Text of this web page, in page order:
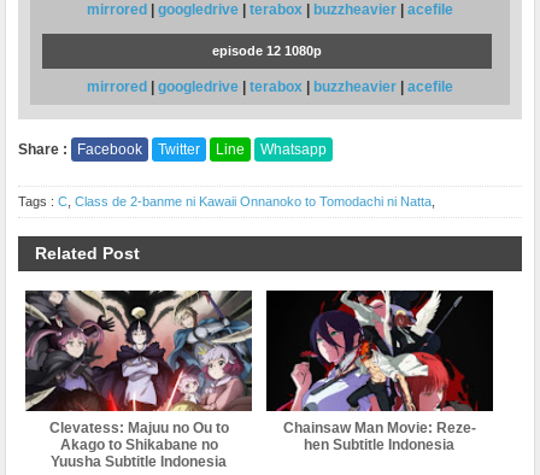
mirrored googledrive terabox buzzheavier acefile
episode 12 1080p
mirrored googledrive terabox buzzheavier acefile
Share : Facebook Twitter Line Whatsapp
Tags :C ,Class de 2-banme ni Kawaii Onnanoko to Tomodachi ni Natta
Related Post
Clevatess: Majuu no Ou to
Akago to Shikabane no
Yuusha Subtitle Indonesia
Chainsaw Man Movie: Reze-
hen Subtitle Indonesia